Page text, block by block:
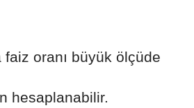
faiz oranı büyük ölçüde
hesaplanabilir.